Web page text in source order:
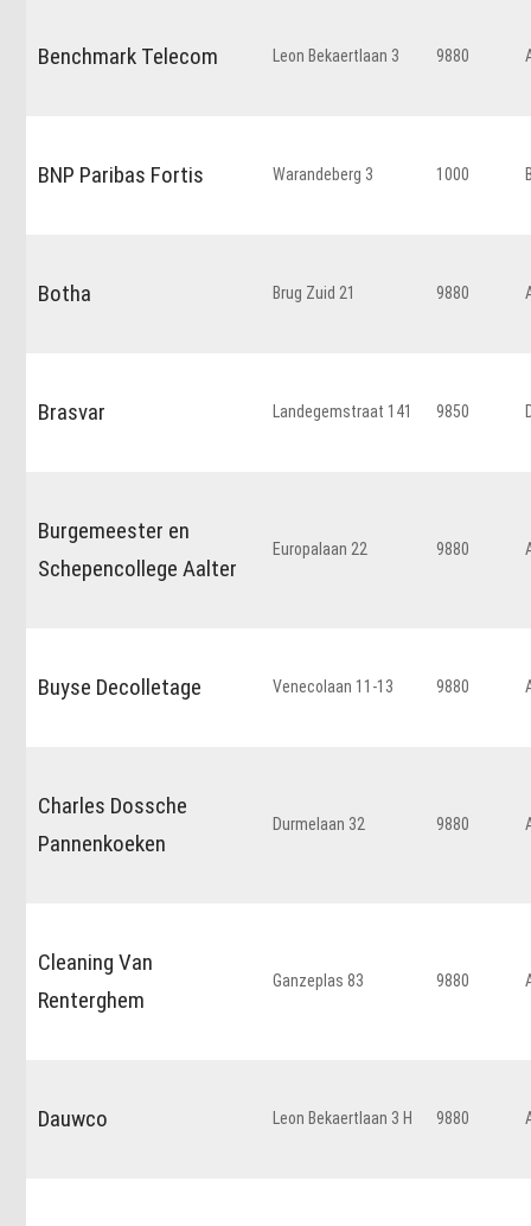
Benchmark Telecom Leon Bekaertlaan 3 9880
BNP Paribas Fortis Warandeberg 3 1000
Botha Brug Zuid 21 9880
Brasvar Landegemstraat 141 9850
Burgemeester en
Schepencollege Aalter
Europalaan 22 9880
Buyse Decolletage Venecolaan 11-13 9880
Charles Dossche
Pannenkoeken
Durmelaan 32 9880
Cleaning Van
Renterghem
Ganzeplas 83 9880
Dauwco Leon Bekaertlaan 3 H 9880